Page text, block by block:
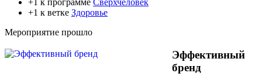
+1 к программе Сверхчеловек
+1 к ветке Здоровье
Мероприятие прошло
Эффективный
бренд